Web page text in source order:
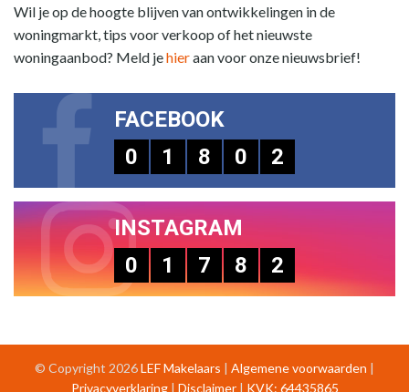
Wil je op de hoogte blijven van ontwikkelingen in de
woningmarkt, tips voor verkoop of het nieuwste
woningaanbod? Meld jehieraan voor onze nieuwsbrief!
FACEBOOK
0
1 8 0 2
INSTAGRAM
0
1 7 8 2
© Copyright 2026LEF Makelaars | Algemene voorwaarden |
Privacyverklaring| Disclaimer| KVK: 64435865